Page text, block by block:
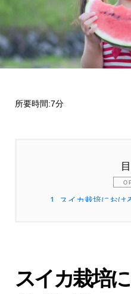
所要時間:7分
1. スイカ栽培におけ
各病気の症状と具
スイカ栽培